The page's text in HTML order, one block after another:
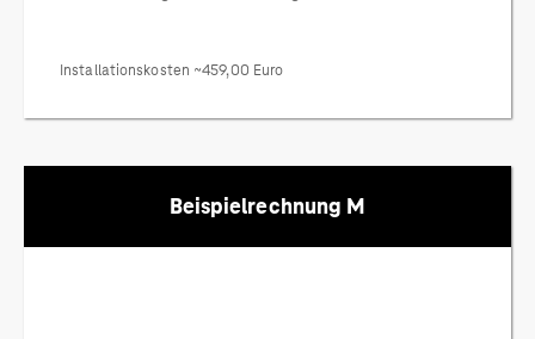
Installationskosten ~459,00 Euro
Beispielrechnung M